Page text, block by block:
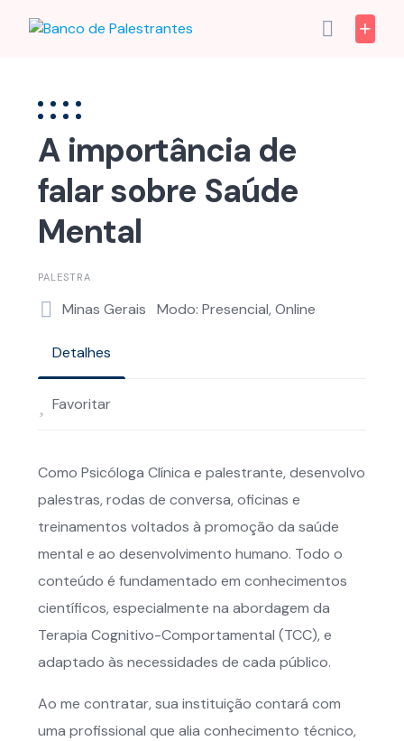
A importância de
falar sobre Saúde
Mental
PALESTRA
Minas Gerais Modo: Presencial, Online
Detalhes
Favoritar
Como Psicóloga Clínica e palestrante, desenvolvo
palestras, rodas de conversa, oficinas e
treinamentos voltados à promoção da saúde
mental e ao desenvolvimento humano. Todo o
conteúdo é fundamentado em conhecimentos
científicos, especialmente na abordagem da
Terapia Cognitivo-Comportamental (TCC), e
adaptado às necessidades de cada público.
Ao me contratar, sua instituição contará com
uma profissional que alia conhecimento técnico,